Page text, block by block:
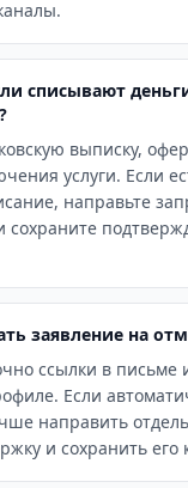
списывают
выписку,
услуги. Если
направьте
сохраните
заявление на
ссылки в письме
Если
направить
и сохранить его